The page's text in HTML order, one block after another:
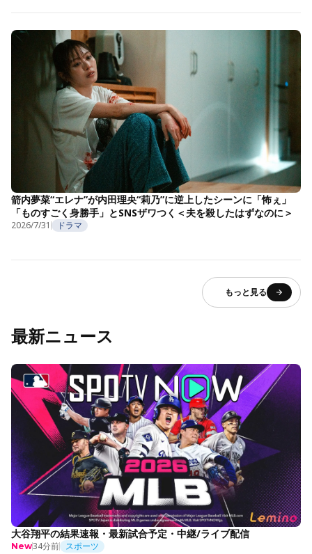
箭内夢菜“エレナ”が内田理央“莉乃”に逆上したシーンに「怖ぇ」
「ものすごく身勝手」とSNSザワつく＜夫を殺したはずなのに＞
2026/7/31 ドラマ
もっと見る
最新ニュース
大谷翔平の結果速報・最新試合予定・中継/ライブ配信
New34分前 スポーツ